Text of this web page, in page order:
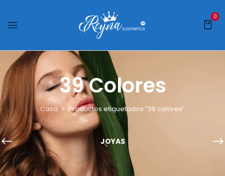
0
39 Colores
Casa Productos etiquetados “39 colores”
JOYAS